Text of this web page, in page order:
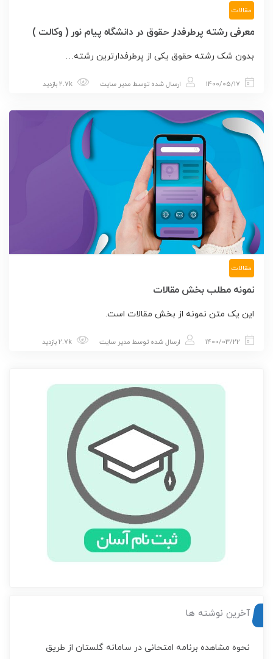
مقالات
معرفی رشته پرطرفدار حقوق در دانشگاه پیام نور ( وکالت )
بدون شک رشته حقوق یکی از پرطرفدارترین رشته…
1400/05/17 ارسال شده توسط مدیر سایت
مقالات
نمونه مطلب بخش مقالات
این یک متن نمونه از بخش مقالات است.
1400/03/22 ارسال شده توسط مدیر سایت
آخرین نوشته ها
نحوه مشاهده برنامه امتحانی در سامانه گلستان از طریق